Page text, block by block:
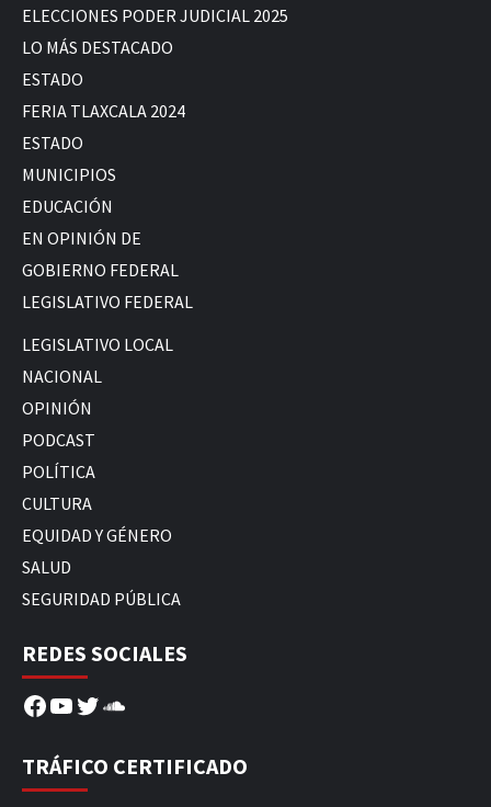
ELECCIONES PODER JUDICIAL 2025
LO MÁS DESTACADO
ESTADO
FERIA TLAXCALA 2024
ESTADO
MUNICIPIOS
EDUCACIÓN
EN OPINIÓN DE
GOBIERNO FEDERAL
LEGISLATIVO FEDERAL
LEGISLATIVO LOCAL
NACIONAL
OPINIÓN
PODCAST
POLÍTICA
CULTURA
EQUIDAD Y GÉNERO
SALUD
SEGURIDAD PÚBLICA
REDES SOCIALES
Facebook
YouTube
Twitter
SoundCloud
TRÁFICO CERTIFICADO